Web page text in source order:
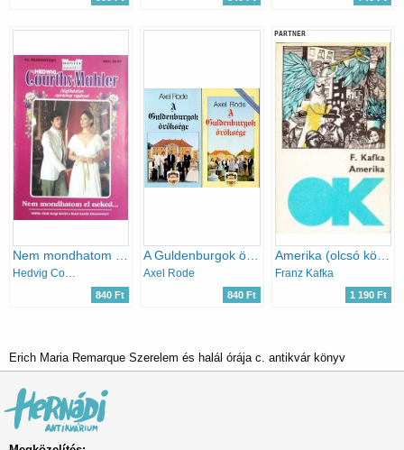
Hedvig Courths-Mahler
840 Ft
Axel Rode
840 Ft
PARTNER
Amerika (olcsó könyvtár)
Franz Kafka
1 190 Ft
Erich Maria Remarque Szerelem és halál órája c. antikvár könyv